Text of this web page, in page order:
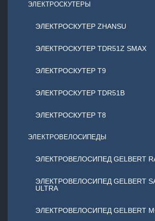
ЭЛЕКТРОСКУТЕРЫ
ЭЛЕКТРОСКУТЕР ZHANSU
ЭЛЕКТРОСКУТЕР TDR51Z SMAX
ЭЛЕКТРОСКУТЕР T9
ЭЛЕКТРОСКУТЕР TDR51B
ЭЛЕКТРОСКУТЕР T8
ЭЛЕКТРОВЕЛОСИПЕДЫ
ЭЛЕКТРОВЕЛОСИПЕД GELBERT
ЭЛЕКТРОВЕЛОСИПЕД GELBERT
ULTRA
ЭЛЕКТРОВЕЛОСИПЕД GELBERT